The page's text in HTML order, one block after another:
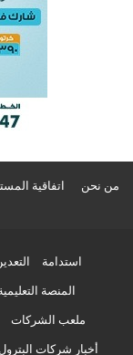
من نحن اتفاقية
استدامة
المنصة
ملعب الشركات
أخبار شركات البترول